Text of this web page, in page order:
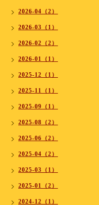
2026-04（2）
2026-03（1）
2026-02（2）
2026-01（1）
2025-12（1）
2025-11（1）
2025-09（1）
2025-08（2）
2025-06（2）
2025-04（2）
2025-03（1）
2025-01（2）
2024-12（1）